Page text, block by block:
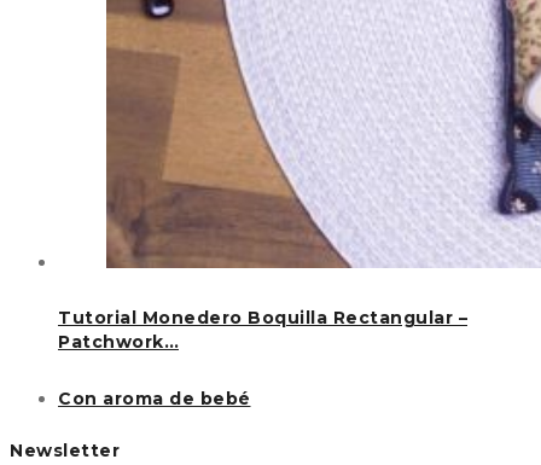
Tutorial Monedero Boquilla Rectangular –
Patchwork…
Con aroma de bebé
Newsletter